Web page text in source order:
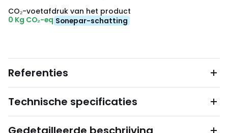
CO₂-voetafdruk van het product
0 Kg CO₂-eq Sonepar-schatting
Referenties
Technische specificaties